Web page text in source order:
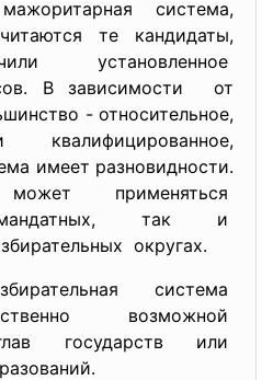
система,
те кандидаты,
установленное
В зависимости от
- относительное,
имеет разновидности.
применяться
так и
округах.
система
возможной
государств или